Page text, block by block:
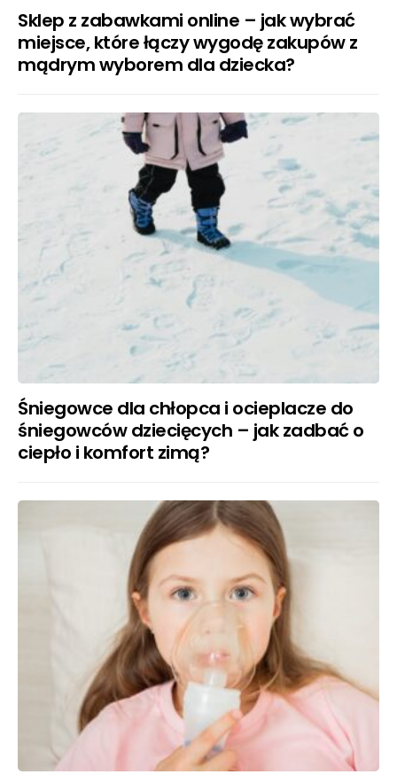
Sklep z zabawkami online – jak wybrać
miejsce, które łączy wygodę zakupów z
mądrym wyborem dla dziecka?
Śniegowce dla chłopca i ocieplacze do
śniegowców dziecięcych – jak zadbać o
ciepło i komfort zimą?